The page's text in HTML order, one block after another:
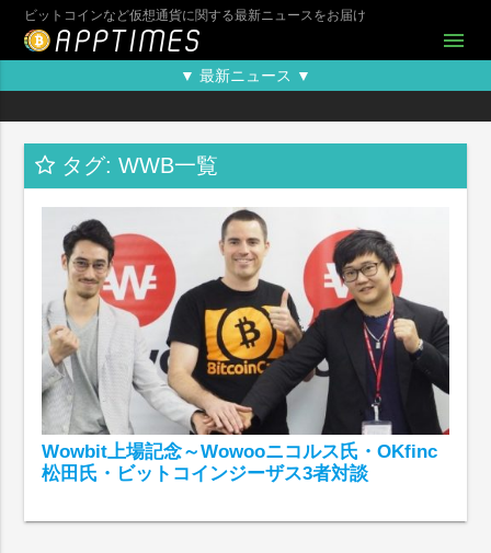
ビットコインなど仮想通貨に関する最新ニュースをお届け
menu
▼ 最新ニュース ▼
タグ: WWB一覧
Wowbit上場記念～Wowooニコルス氏・OKfinc
松田氏・ビットコインジーザス3者対談